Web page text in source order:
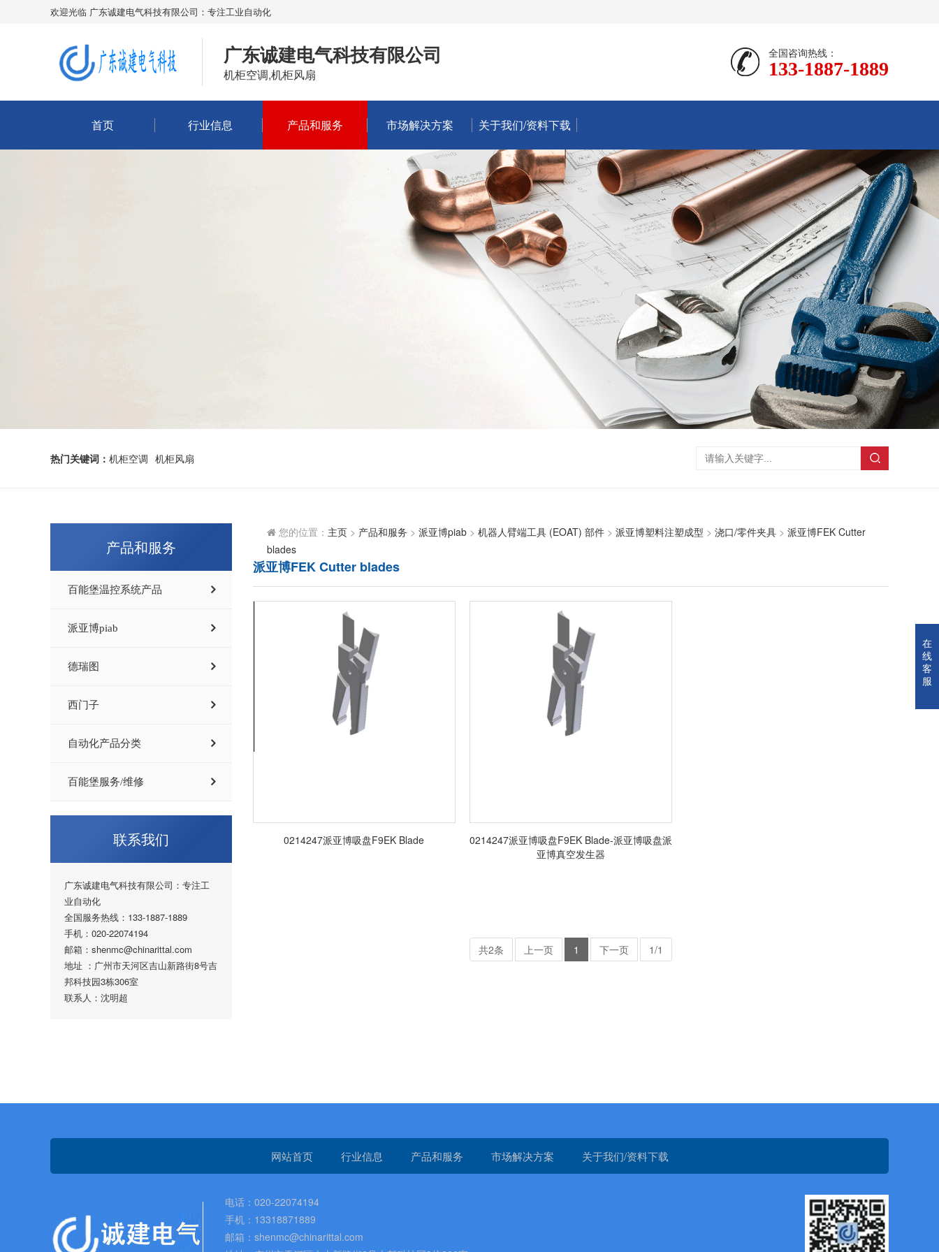
欢迎光临 广东诚建电气科技有限公司：专注工业自动化
广东诚建电气科技有限公司
机柜空调,机柜风扇
全国咨询热线：
133-1887-1889
首页 行业信息 产品和服务 市场解决方案 关于我们/资料下载
热门关键词： 机柜空调 机柜风扇
产品和服务
百能堡温控系统产品
派亚博piab
德瑞图
西门子
自动化产品分类
百能堡服务/维修
联系我们
广东诚建电气科技有限公司：专注工
业自动化
全国服务热线：133-1887-1889
手机：020-22074194
邮箱：shenmc@chinarittal.com
地址 ：广州市天河区吉山新路街8号吉
邦科技园3栋306室
联系人：沈明超
您的位置： 主页 > 产品和服务 > 派亚博piab > 机器人臂端工具 (EOAT) 部件 > 派亚博塑料注塑成型 > 浇口/零件夹具 > 派亚博FEK Cutter
blades
派亚博FEK Cutter blades
0214247派亚博吸盘F9EK Blade
0214247派亚博吸盘F9EK Blade-派亚博吸盘派
亚博真空发生器
共2条 上一页 1 下一页 1/1
网站首页 行业信息 产品和服务 市场解决方案 关于我们/资料下载
电话：020-22074194
手机：13318871889
邮箱：shenmc@chinarittal.com
在
线
客
服